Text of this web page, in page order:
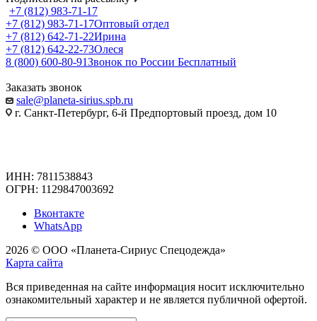
+7 (812) 983-71-17
+7 (812) 983-71-17Оптовый отдел
+7 (812) 642-71-22Ирина
+7 (812) 642-22-73Олеся
8 (800) 600-80-91Звонок по России Бесплатный
Заказать звонок
sale@planeta-sirius.spb.ru
г. Санкт-Петербург, 6-й Предпортовый проезд, дом 10
ИНН: 7811538843
ОГРН: 1129847003692
Вконтакте
WhatsApp
2026 © ООО «Планета-Сириус Спецодежда»
Карта сайта
Вся приведенная на сайте информация носит исключительно
ознакомительный характер и не является публичной офертой.